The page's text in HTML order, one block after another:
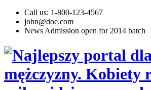
Call us: 1-800-123-4567
john@doe.com
News Admission open for 2014 batch